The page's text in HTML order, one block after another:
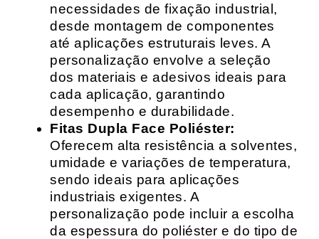
necessidades de fixação industrial,
desde montagem de componentes
até aplicações estruturais leves. A
personalização envolve a seleção
dos materiais e adesivos ideais para
cada aplicação, garantindo
desempenho e durabilidade.
Fitas Dupla Face Poliéster:
Oferecem alta resistência a solventes,
umidade e variações de temperatura,
sendo ideais para aplicações
industriais exigentes. A
personalização pode incluir a escolha
da espessura do poliéster e do tipo de